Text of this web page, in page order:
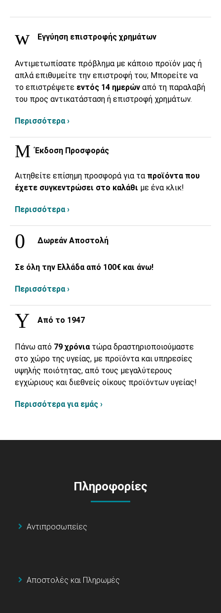
Εγγύηση επιστροφής χρημάτων
Αντιμετωπίσατε πρόβλημα με κάποιο προϊόν μας ή
απλά επιθυμείτε την επιστροφή του; Μπορείτε να
το επιστρέψετε εντός 14 ημερών από τη παραλαβή
του προς αντικατάσταση ή επιστροφή χρημάτων.
Περισσότερα ›
Έκδοση Προσφοράς
Αιτηθείτε επίσημη προσφορά για τα προϊόντα που
έχετε συγκεντρώσει στο καλάθι με ένα κλικ!
Περισσότερα ›
Δωρεάν Αποστολή
Σε όλη την Ελλάδα από 100€ και άνω!
Περισσότερα ›
Από το 1947
Πάνω από 79 χρόνια τώρα δραστηριοποιούμαστε
στο χώρο της υγείας, με προϊόντα και υπηρεσίες
υψηλής ποιότητας, από τους μεγαλύτερους
εγχώριους και διεθνείς οίκους προϊόντων υγείας!
Περισσότερα για εμάς ›
Πληροφορίες
Αντιπροσωπείες
Αποστολές και Πληρωμές